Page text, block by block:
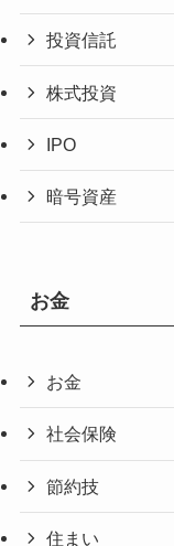
投資信託
株式投資
IPO
暗号資産
お金
お金
社会保険
節約技
住まい